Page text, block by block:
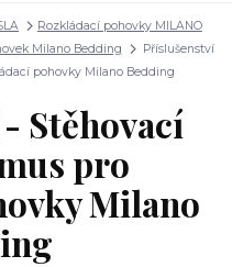
Rozkládací pohovky MILANO
Milano Bedding
Příslušenství
pohovky Milano Bedding
Stěhovací
pro
Milano